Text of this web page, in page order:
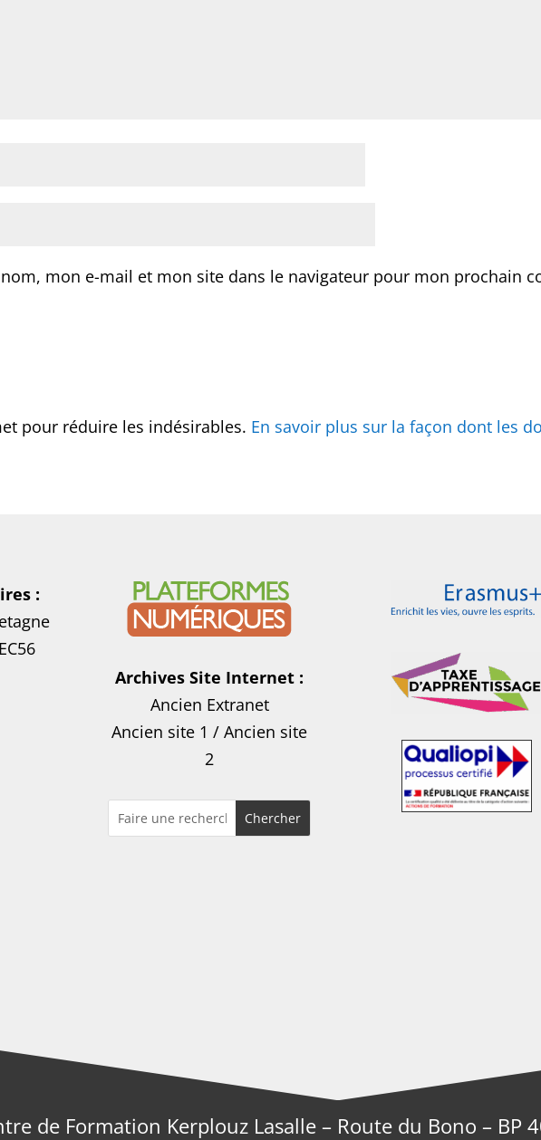
mon e-mail et mon site dans le navigateur pour mon prochain
pour réduire les indésirables. En savoir plus sur la façon dont les
:
Archives Site Internet :
Ancien Extranet
Ancien site 1 /Ancien site
2
de Formation Kerplouz Lasalle – Route du Bono – BP